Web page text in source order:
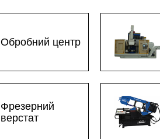
Обробний центр
Фрезерний
верстат